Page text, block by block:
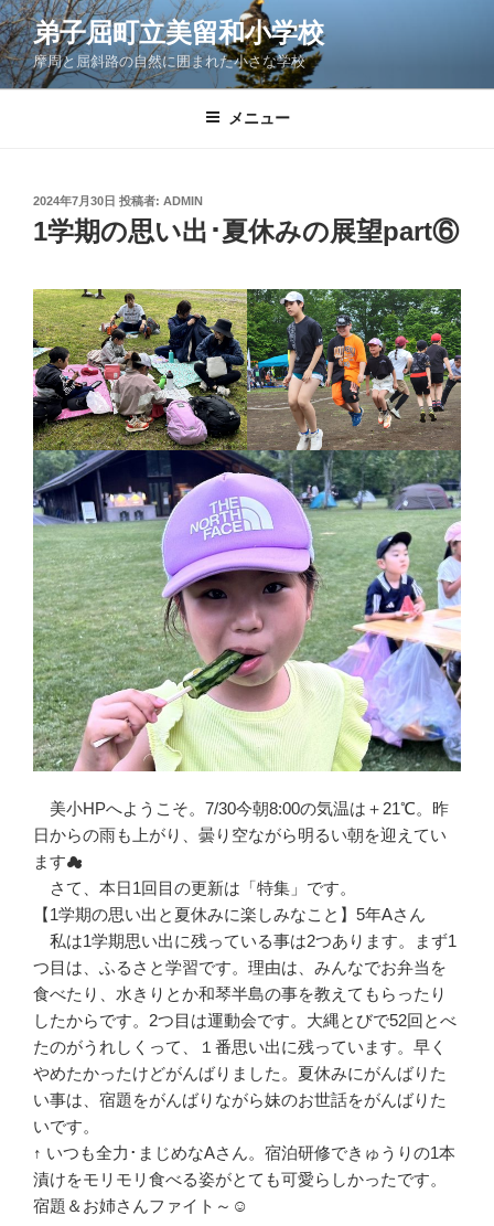
コ
ン
テ
ン
弟子屈町立美留和小学校
摩周と屈斜路の自然に囲まれた小さな学校
メニュー
投
稿
日:
2024年7月30日 投稿者: ADMIN
1学期の思い出･夏休みの展望part⑥
美小HPへようこそ。7/30今朝8:00の気温は＋21℃。昨
日からの雨も上がり、曇り空ながら明るい朝を迎えてい
ます☁
さて、本日1回目の更新は「特集」です。
【1学期の思い出と夏休みに楽しみなこと】5年Aさん
私は1学期思い出に残っている事は2つあります。まず1
つ目は、ふるさと学習です。理由は、みんなでお弁当を
食べたり、水きりとか和琴半島の事を教えてもらったり
したからです。2つ目は運動会です。大縄とびで52回とべ
たのがうれしくって、１番思い出に残っています。早く
やめたかったけどがんばりました。夏休みにがんばりた
い事は、宿題をがんばりながら妹のお世話をがんばりた
いです。
↑ いつも全力･まじめなAさん。宿泊研修できゅうりの1本
漬けをモリモリ食べる姿がとても可愛らしかったです。
宿題＆お姉さんファイト～☺